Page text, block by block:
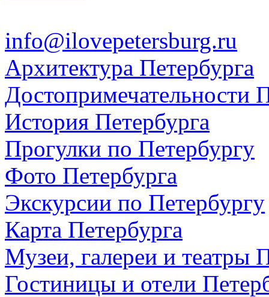
info@ilovepetersburg.ru
Архитектура Петербурга
Достопримечательности
История Петербурга
Прогулки по Петербургу
Фото Петербурга
Экскурсии по Петербургу
Карта Петербурга
Музеи, галереи и театры
Гостиницы и отели